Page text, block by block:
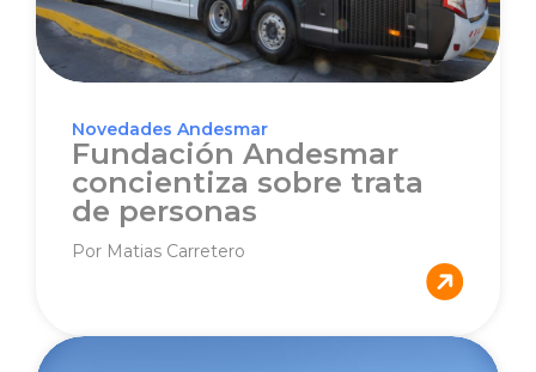
Novedades Andesmar
Fundación Andesmar
concientiza sobre trata
de personas
Por Matias Carretero